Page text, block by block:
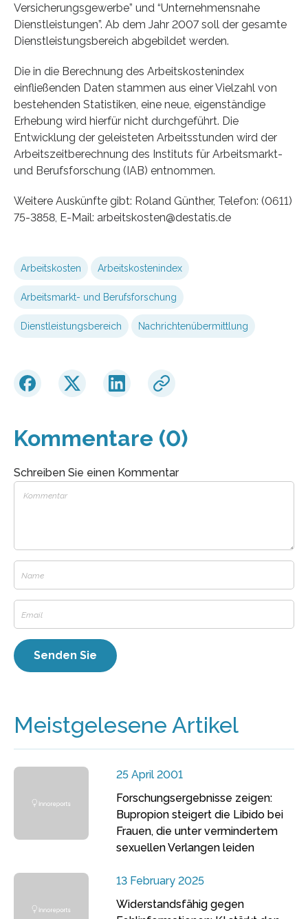
Versicherungsgewerbe” und “Unternehmensnahe
Dienstleistungen”. Ab dem Jahr 2007 soll der gesamte
Dienstleistungsbereich abgebildet werden.
Die in die Berechnung des Arbeitskostenindex
einfließenden Daten stammen aus einer Vielzahl von
bestehenden Statistiken, eine neue, eigenständige
Erhebung wird hierfür nicht durchgeführt. Die
Entwicklung der geleisteten Arbeitsstunden wird der
Arbeitszeitberechnung des Instituts für Arbeitsmarkt-
und Berufsforschung (IAB) entnommen.
Weitere Auskünfte gibt: Roland Günther, Telefon: (0611)
75-3858, E-Mail: arbeitskosten@destatis.de
Arbeitskosten Arbeitskostenindex
Arbeitsmarkt- und Berufsforschung
Dienstleistungsbereich Nachrichtenübermittlung
Kommentare (0)
Schreiben Sie einen Kommentar
Meistgelesene Artikel
25 April 2001
Forschungsergebnisse zeigen:
Bupropion steigert die Libido bei
Frauen, die unter vermindertem
sexuellen Verlangen leiden
13 February 2025
Widerstandsfähig gegen